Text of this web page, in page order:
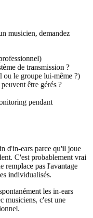
musicien, demandez
de transmission ?
ou le groupe lui-même ?)
être gérés ?
pendant
d'in-ears parce qu'il joue
C'est probablement vrai
remplace pas l'avantage
individualisés.
les in-ears
musiciens, c'est une